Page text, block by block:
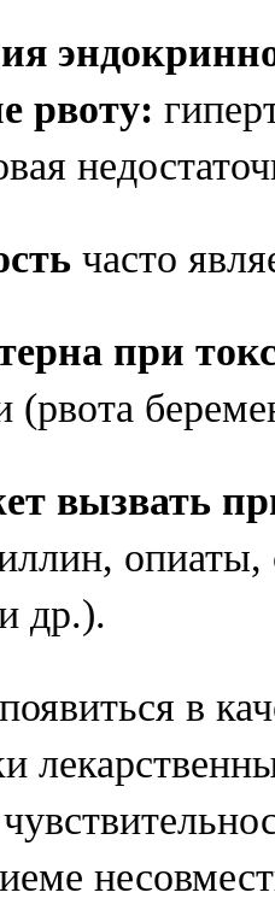
рвоту:
часто
при
(рвота
вызвать
опиаты,
др.).
в